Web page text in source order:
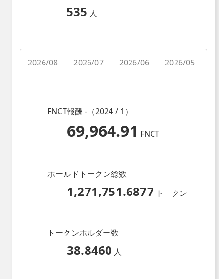
535 人
2026/08 2026/07 2026/06 2026/05
FNCT報酬 -（2024 / 1）
69,964.91 FNCT
ホールドトークン総数
1,271,751.6877 トークン
トークンホルダー数
38.8460 人